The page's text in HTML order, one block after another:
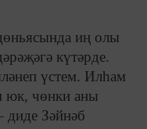
иң олы
күтәрде.
үстем. Илһам
юк, чөнки аны
диде Зәйнәб